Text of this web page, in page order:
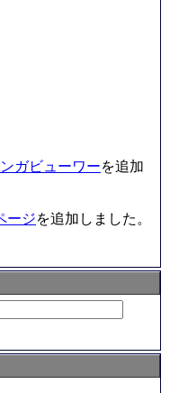
ガビューワーを追加
ージを追加しました。